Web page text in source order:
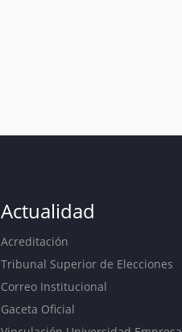
Actualidad
Acreditación
Tribunal Superior de Elecciones
Correo Institucional
Gaceta Oficial